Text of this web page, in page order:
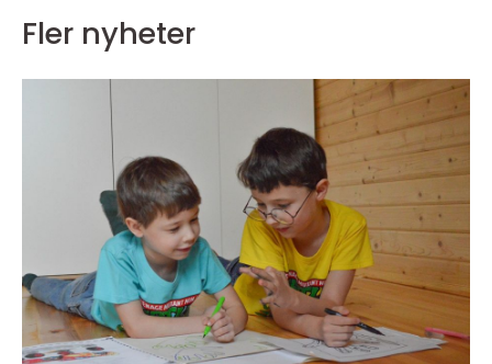
Fler nyheter